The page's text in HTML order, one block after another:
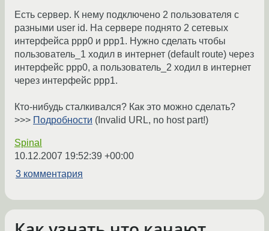
Есть сервер. К нему подключено 2 пользователя с
разными user id. На сервере поднято 2 сетевых
интерфейса ppp0 и ppp1. Нужно сделать чтобы
пользователь_1 ходил в интернет (default route) через
интерфейс ppp0, а пользователь_2 ходил в интернет
через интерфейс ppp1.
Кто-нибудь сталкивался? Как это можно сделать?
>>> Подробности (Invalid URL, no host part!)
Spinal
10.12.2007 19:52:39 +00:00
3 комментария